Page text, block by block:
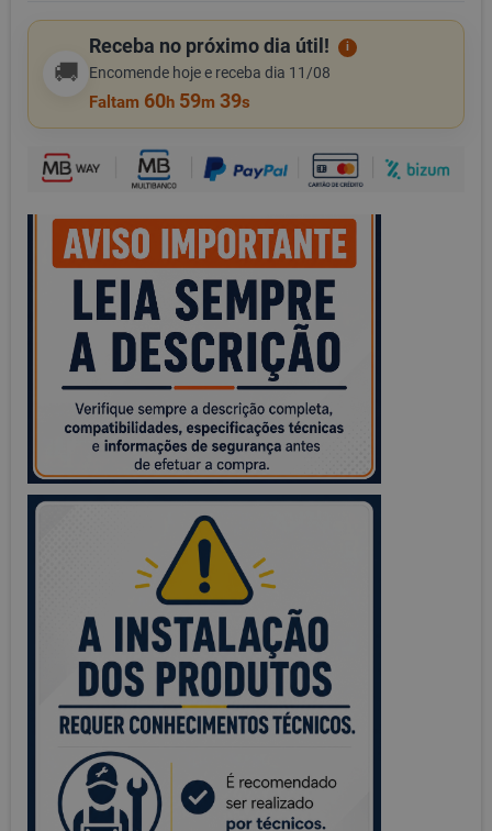
🚚
Receba no próximo dia útil! i
Encomende hoje e receba dia 11/08
Faltam 60h 59m 39s